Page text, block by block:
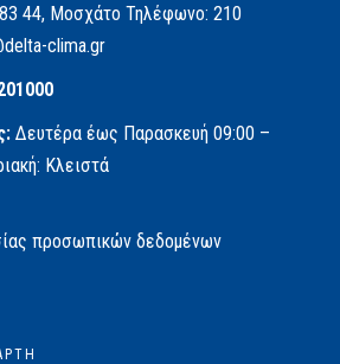
44, Μοσχάτο Τηλέφωνο: 210
clima.gr
Δευτέρα έως Παρασκευή 09:00 –
Κλειστά
προσωπικών δεδομένων